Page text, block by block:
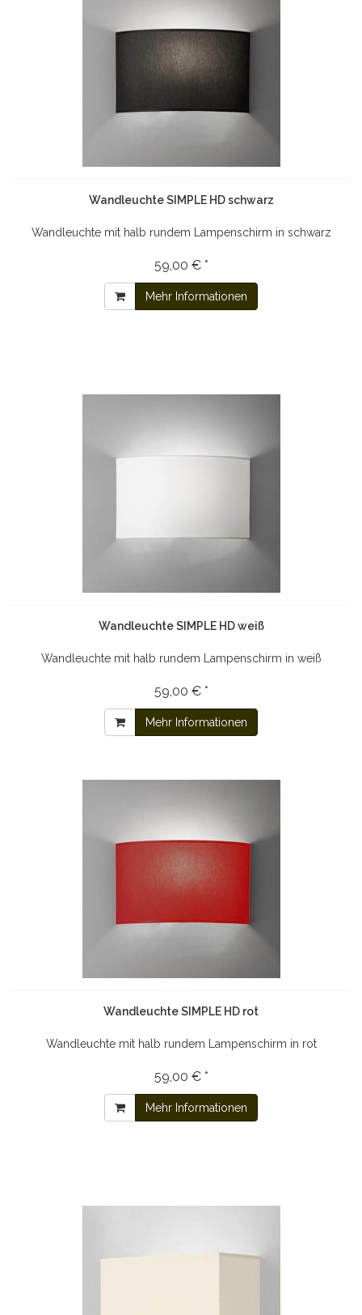
Wandleuchte SIMPLE HD schwarz
Wandleuchte mit halb rundem Lampenschirm in schwarz
59,00 € *
Mehr Informationen
Wandleuchte SIMPLE HD weiß
Wandleuchte mit halb rundem Lampenschirm in weiß
59,00 € *
Mehr Informationen
Wandleuchte SIMPLE HD rot
Wandleuchte mit halb rundem Lampenschirm in rot
59,00 € *
Mehr Informationen